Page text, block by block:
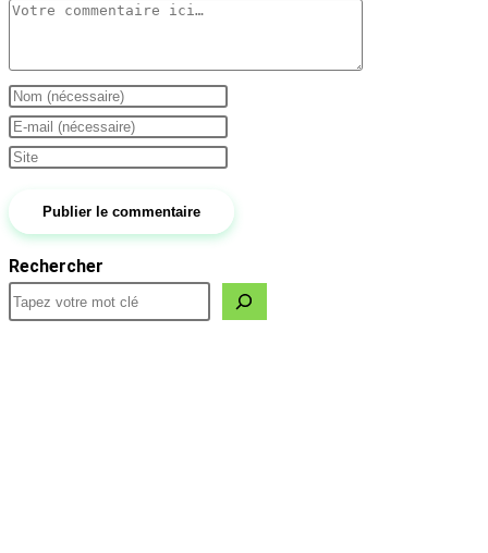
Comment
Enter
your
name
username
comment
Enter
your
address
comment
Saisir
de
votre
site
(facultatif)
Rechercher